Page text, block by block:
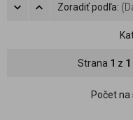
Zoradiť podľa:
Strana 1 z 1
Počet na